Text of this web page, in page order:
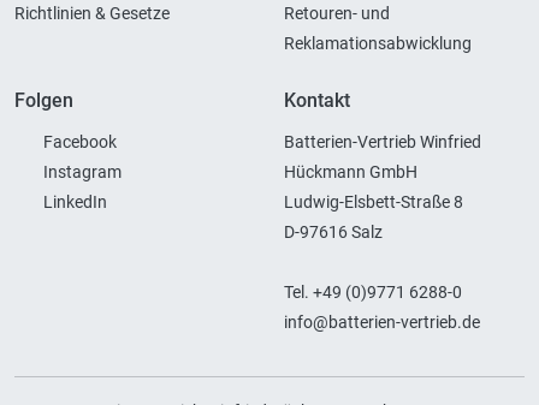
Richtlinien & Gesetze
Retouren- und
Reklamationsabwicklung
Folgen
Facebook
Instagram
LinkedIn
Kontakt
Batterien-Vertrieb Winfried
Hückmann GmbH
Ludwig-Elsbett-Straße 8
D-97616 Salz
Tel. +49 (0)9771 6288-0
info@batterien-vertrieb.de